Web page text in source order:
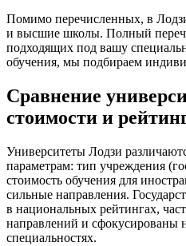
Помимо перечисленных, в
и высшие школы. Полный
подходящих под вашу
обучения, мы подбираем
Сравнение
стоимости и
Университеты Лодзи
параметрам: тип учреждения
стоимость обучения для
сильные направления.
в национальных рейтингах,
направлений и сфокусированы
специальностях.